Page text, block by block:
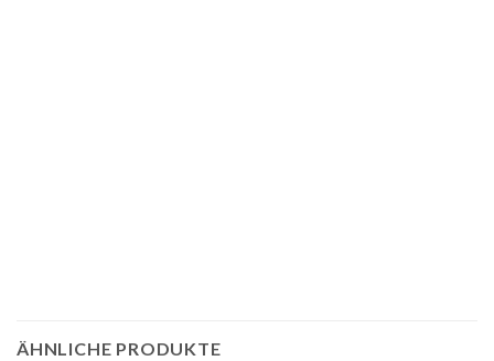
ÄHNLICHE PRODUKTE